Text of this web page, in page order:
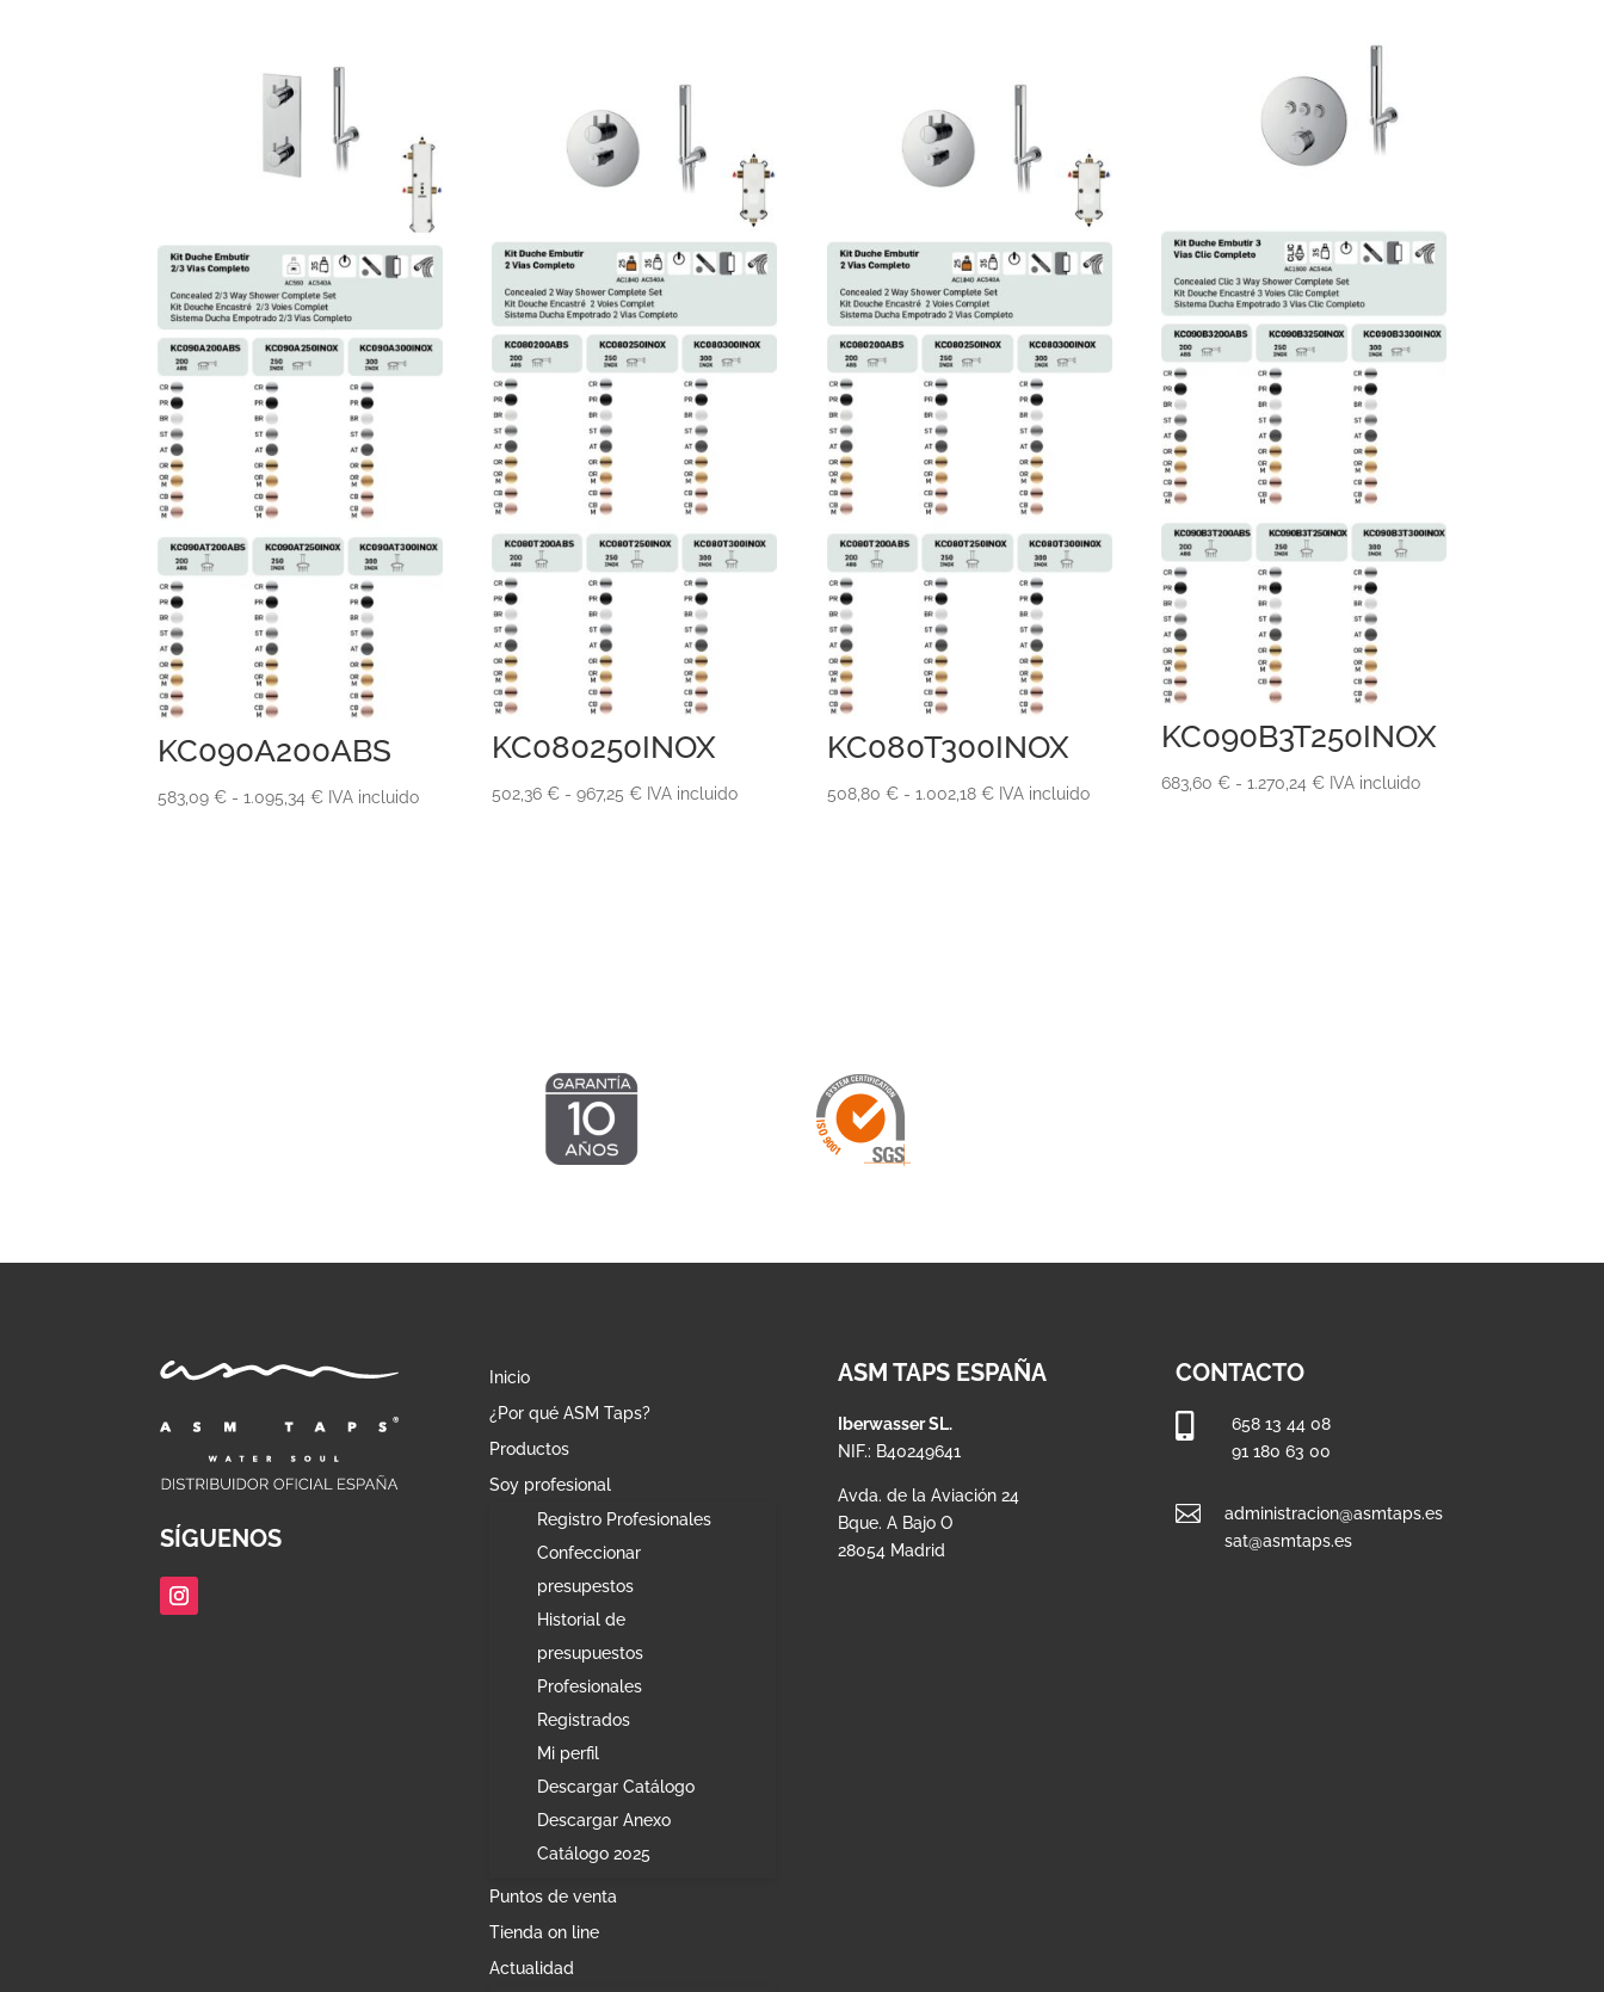
KC090A200ABS
583,09 € - 1.095,34 €Rango
IVA incluido
KC080250INOX
502,36€ - 967,25€Rango
IVA incluido
KC080T300INOX
508,80 € - 1.002,18 €Rango
IVA incluido
KC090B3T250INOX
683,60 € - 1.270,24 €Rango
IVA incluido
SÍGUENOS
Inicio
¿Por qué ASM Taps?
Productos
Soy profesional
Registro Profesionales
Confeccionar
presupestos
Historial de
presupuestos
Profesionales
Registrados
Mi perfil
Descargar Catálogo
Descargar Anexo
Catálogo 2025
Puntos de venta
Tienda on line
Actualidad
ASM TAPS ESPAÑA
Iberwasser SL.
NIF.: B40249641
Avda. de la Aviación 24
Bque. A Bajo O
28054 Madrid
CONTACTO
658 13 44 08
91 180 63 00

administracion@asmtaps.es
sat@asmtaps.es